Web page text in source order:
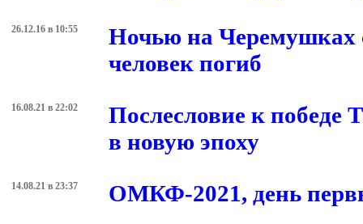
26.12.16 в 10:55
Ночью на Черемушках
человек погиб
16.08.21 в 22:02
Послесловие к победе
в новую эпоху
14.08.21 в 23:37 ОМКФ-2021, день